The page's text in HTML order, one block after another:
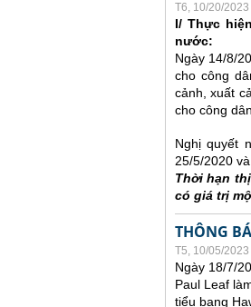
T6, 10/20/2023
I/ Thực
nước:
Ngày 14/8/
cho công
cảnh, xuất
cho công
Nghị quyết
25/5/2020
Thời hạn
có giá trị
THÔNG
T5, 10/05/
Ngày 18/7/
Paul Leaf
tiểu bang